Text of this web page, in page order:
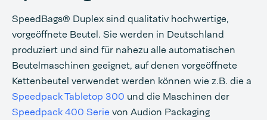
SpeedBags® Duplex sind qualitativ hochwertige,
vorgeöffnete Beutel. Sie werden in Deutschland
produziert und sind für nahezu alle automatischen
Beutelmaschinen geeignet, auf denen vorgeöffnete
Kettenbeutel verwendet werden können wie z.B. die a
Speedpack Tabletop 300 und die Maschinen der
Speedpack 400 Serievon Audion Packaging